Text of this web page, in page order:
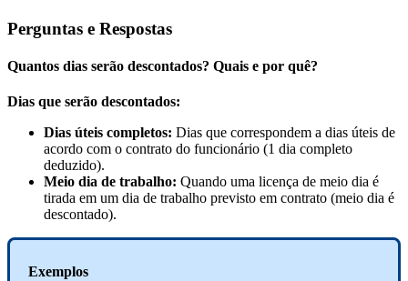
Perguntas e Respostas
Quantos dias serão descontados? Quais e por quê?
Dias que serão descontados:
Dias úteis completos: Dias que correspondem a dias úteis de
acordo com o contrato do funcionário (1 dia completo
deduzido).
Meio dia de trabalho: Quando uma licença de meio dia é
tirada em um dia de trabalho previsto em contrato (meio dia é
descontado).
Exemplos